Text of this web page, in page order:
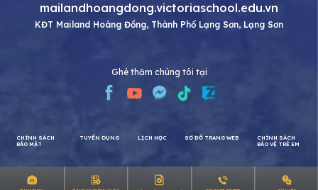
mailandhoangdong.victoriaschool.edu.vn
KĐT Mailand Hoàng Đồng, Thành Phố Lạng Sơn, Lạng Sơn
Ghé thăm chúng tôi tại
CHÍNH SÁCH
TUYỂN DỤNG LỊCH HỌC SƠ ĐỒ TRANG WEB
CHÍNH SÁCH